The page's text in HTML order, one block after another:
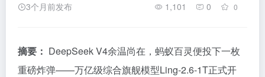
3个月前发布 1,101 0 0
摘要： DeepSeek V4余温尚在，蚂蚁百灵便投下一枚
重磅炸弹——万亿级综合旗舰模型Ling-2.6-1T正式开